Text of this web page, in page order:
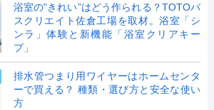
浴室の”きれい”はどう作られる？TOTOバ
スクリエイト佐倉工場を取材。浴室「シ
ンラ」体験と新機能「浴室クリアキー
プ」
排水管つまり用ワイヤーはホームセンタ
ーで買える？ 種類・選び方と安全な使い
方